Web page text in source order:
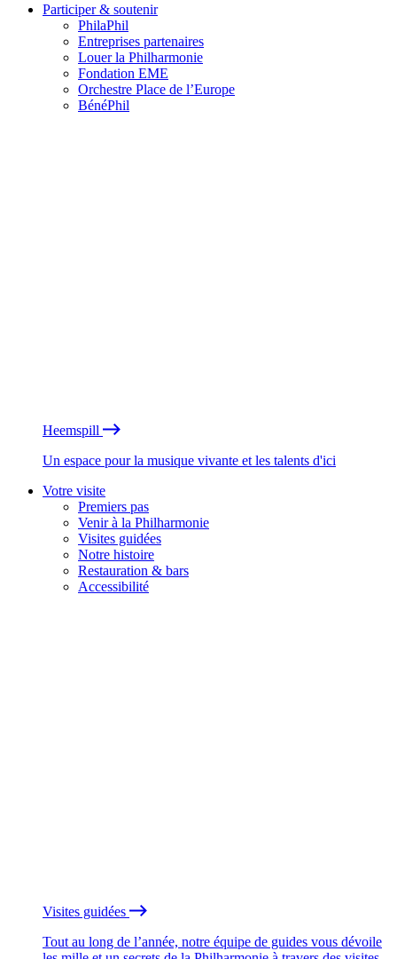
Participer & soutenir
PhilaPhil
Entreprises partenaires
Louer la Philharmonie
Fondation EME
Orchestre Place de l’Europe
BénéPhil
Heemspill
Un espace pour la musique vivante et les talents d'ici
Votre visite
Premiers pas
Venir à la Philharmonie
Visites guidées
Notre histoire
Restauration & bars
Accessibilité
Visites guidées
Tout au long de l’année, notre équipe de guides vous dévoile